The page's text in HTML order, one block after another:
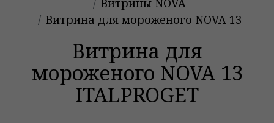
Витрины NOVA
Витрина для мороженого NOVA 13
Витрина для
мороженого NOVA 13
ITALPROGET